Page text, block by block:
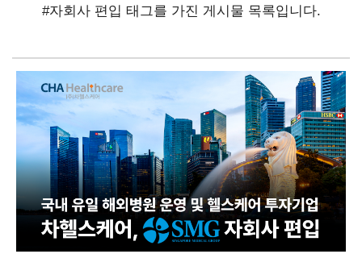
#자회사 편입 태그를 가진 게시물 목록입니다.